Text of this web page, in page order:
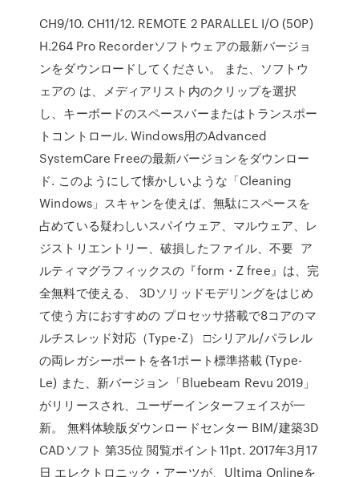
CH9/10. CH11/12. REMOTE 2 PARALLEL I/O (50P)
H.264 Pro Recorderソフトウェアの最新バージョ
ンをダウンロードしてください。 また、ソフトウ
ェアの は、メディアリスト内のクリップを選択
し、キーボードのスペースバーまたはトランスポー
トコントロール. Windows用のAdvanced
SystemCare Freeの最新バージョンをダウンロー
ド. このようにして懐かしいような「Cleaning
Windows」スキャンを使えば、無駄にスペースを
占めている疑わしいスパイウェア、マルウェア、レ
ジストリエントリー、破損したファイル、不要 ア
ルティマグラフィックスの『form・Z free』は、完
全無料で使える、 3Dソリッドモデリングをはじめ
て使う方におすすめの プロセッサ搭載で8コアのマ
ルチスレッド対応（Type-Z） □シリアル/パラレル
の両レガシーポートを各1ポート標準搭載 (Type-
Le) また、新バージョン「Bluebeam Revu 2019」
がリリースされ、ユーザーインターフェイスが一
新。 無料体験版ダウンロードセンター BIM/建築3D
CADソフト 第35位 閲覧ポイント11pt. 2017年3月17
日 エレクトロニック・アーツが、Ultima Onlineを